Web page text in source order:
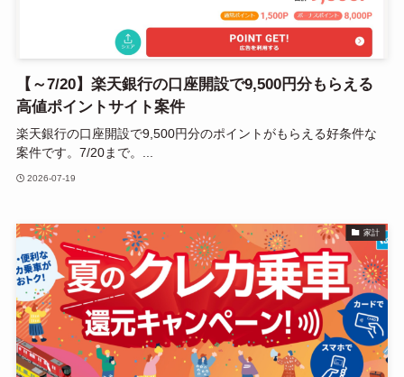
【～7/20】楽天銀行の口座開設で9,500円分もらえる
高値ポイントサイト案件
楽天銀行の口座開設で9,500円分のポイントがもらえる好条件な
案件です。7/20まで。...
2026-07-19
家計